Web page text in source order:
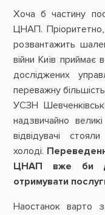
Хоча б частину
ЦНАП.
розвантажить
війни Київ приймає
досліджених
переважну
УСЗН
надзвичайно
відвідувачі
холоді.
ЦНАП вже би
отримувати
Наостанок варто